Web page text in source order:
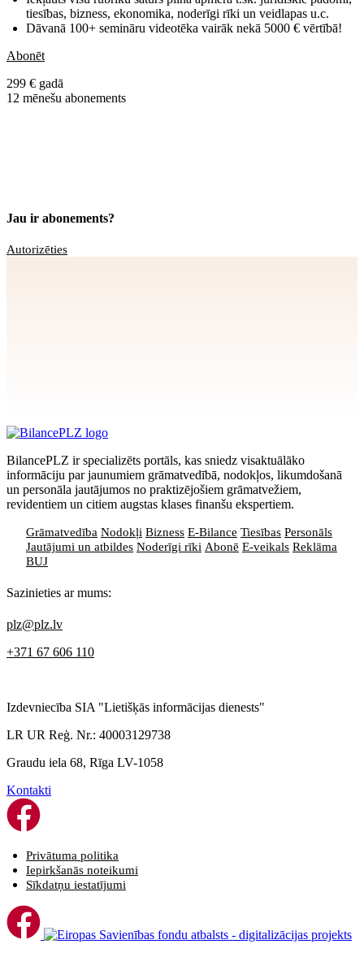
tiesības, bizness, ekonomika, noderīgi rīki un veidlapas u.c.
Dāvanā 100+ semināru videotēka vairāk nekā 5000 € vērtībā!
Abonēt
299 € gadā
12 mēnešu abonements
Jau ir abonements?
Autorizēties
BilancePLZ ir specializēts portāls, kas sniedz visaktuālāko
informāciju par jaunumiem grāmatvedībā, nodokļos, likumdošanā
un personāla jautājumos no praktizējošiem grāmatvežiem,
revidentiem un citiem augstas klases finanšu ekspertiem.
Grāmatvedība Nodokļi Bizness E-Bilance Tiesības Personāls
Jautājumi un atbildes Noderīgi rīki Abonē E-veikals Reklāma
BUJ
Sazinieties ar mums:
plz@plz.lv
+371 67 606 110
Izdevniecība SIA "Lietišķās informācijas dienests"
LR UR Reģ. Nr.: 40003129738
Graudu iela 68, Rīga LV-1058
Kontakti
Privātuma politika
Iepirkšanās noteikumi
Sīkdatņu iestatījumi